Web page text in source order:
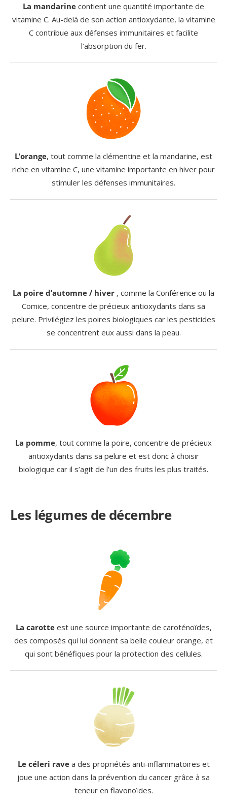
La mandarine contient une quantité importante de
vitamine C. Au-delà de son action antioxydante, la vitamine
C contribue aux défenses immunitaires et facilite
l’absorption du fer.
L’orange, tout comme la clémentine et la mandarine, est
riche en vitamine C, une vitamine importante en hiver pour
stimuler les défenses immunitaires.
La poire d’automne / hiver , comme la Conférence ou la
Comice, concentre de précieux antioxydants dans sa
pelure. Privilégiez les poires biologiques car les pesticides
se concentrent eux aussi dans la peau.
La pomme, tout comme la poire, concentre de précieux
antioxydants dans sa pelure et est donc à choisir
biologique car il s’agit de l’un des fruits les plus traités.
Les légumes de décembre
La carotteest une source importante de caroténoïdes,
des composés qui lui donnent sa belle couleur orange, et
qui sont bénéfiques pour la protection des cellules.
Le céleri ravea des propriétés anti-inflammatoires et
joue une action dans la prévention du cancer grâce à sa
teneur en flavonoïdes.